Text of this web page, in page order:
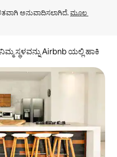
ಅನುವಾದಿಸಲಾಗಿದೆ. ಮೂಲ
ನಿಮ್ಮ ಸ್ಥಳವನ್ನು Airbnb ಯಲ್ಲಿ ಹಾಕಿ